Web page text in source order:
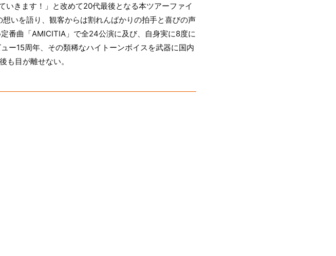
いきます！」と改めて20代最後となる本ツアーファイ
いを語り、観客からは割れんばかりの拍手と喜びの声
番曲「AMICITIA」で全24公演に及び、自身実に8度に
ー15周年、その類稀なハイトーンボイスを武器に国内
も目が離せない。